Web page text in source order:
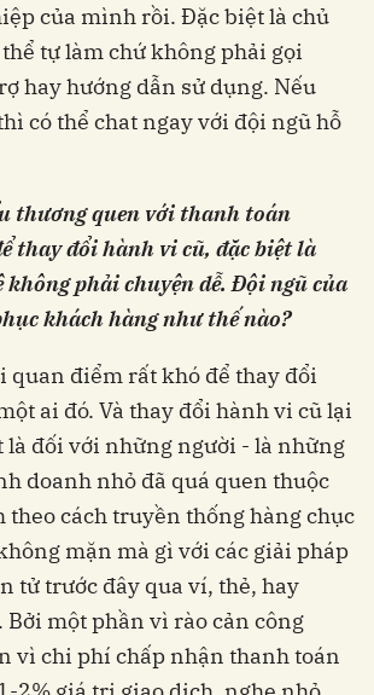
của mình rồi. Đặc biệt là chủ
tự làm chứ không phải gọi
hay hướng dẫn sử dụng. Nếu
có thể chat ngay với đội ngũ hỗ
thương quen với thanh toán
thay đổi hành vi cũ, đặc biệt là
không phải chuyện dễ. Đội ngũ của
khách hàng như thế nào?
quan điểm rất khó để thay đổi
ai đó. Và thay đổi hành vi cũ lại
là đối với những người - là những
doanh nhỏ đã quá quen thuộc
cách truyền thống hàng chục
mặn mà gì với các giải pháp
tử trước đây qua ví, thẻ, hay
một phần vì rào cản công
vì chi phí chấp nhận thanh toán